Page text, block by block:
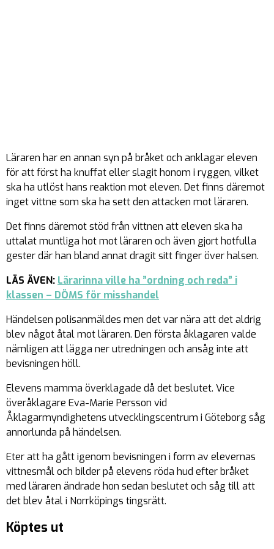
Läraren har en annan syn på bråket och anklagar eleven
för att först ha knuffat eller slagit honom i ryggen, vilket
ska ha utlöst hans reaktion mot eleven. Det finns däremot
inget vittne som ska ha sett den attacken mot läraren.
Det finns däremot stöd från vittnen att eleven ska ha
uttalat muntliga hot mot läraren och även gjort hotfulla
gester där han bland annat dragit sitt finger över halsen.
LÄS ÄVEN: Lärarinna ville ha ”ordning och reda” i
klassen – DÖMS för misshandel
Händelsen polisanmäldes men det var nära att det aldrig
blev något åtal mot läraren. Den första åklagaren valde
nämligen att lägga ner utredningen och ansåg inte att
bevisningen höll.
Elevens mamma överklagade då det beslutet. Vice
överåklagare Eva-Marie Persson vid
Åklagarmyndighetens utvecklingscentrum i Göteborg såg
annorlunda på händelsen.
Eter att ha gått igenom bevisningen i form av elevernas
vittnesmål och bilder på elevens röda hud efter bråket
med läraren ändrade hon sedan beslutet och såg till att
det blev åtal i Norrköpings tingsrätt.
Köptes ut